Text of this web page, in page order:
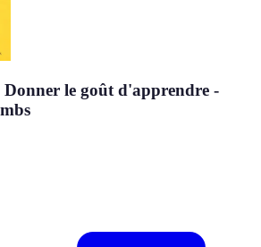
Donner le goût d'apprendre -